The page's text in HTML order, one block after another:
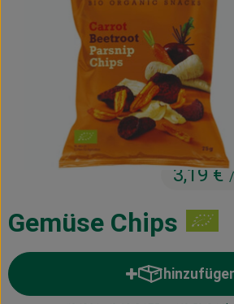
Kühltheke
Vorratskammer
Getränke
Haus, Garten & Co.
Lieferservice
Neues vom Hof
Gemüse Chips
3,19 €
Produkt